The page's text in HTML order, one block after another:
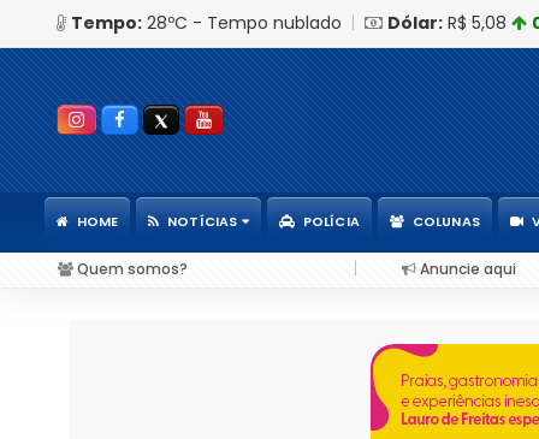
Tempo: 28ºC - Tempo nublado | Dólar: R$ 5,08
HOME NOTÍCIAS POLÍCIA COLUNAS
Quem somos? | Anuncie aqui
mais de R$ 1,3 milhão em dinheiro vivo no interior da Bahia